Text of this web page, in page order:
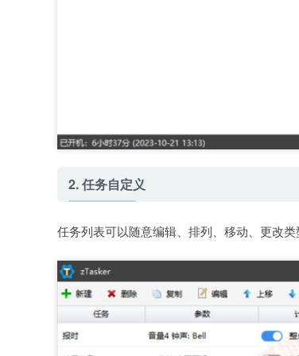
2. 任务自定义
任务列表可以随意编辑、排列、移动、更改